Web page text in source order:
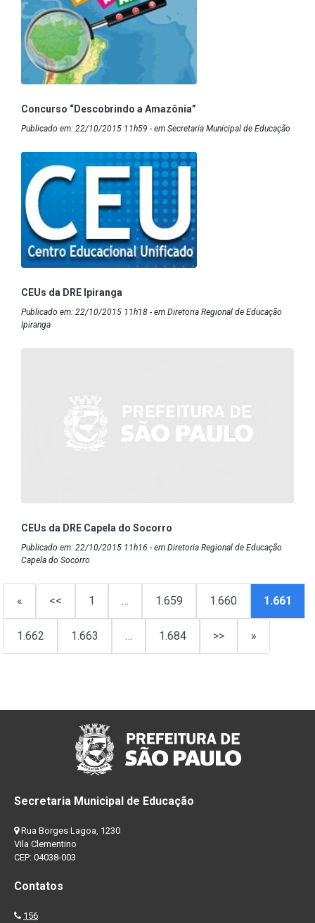
Concurso “Descobrindo a Amazônia”
Publicado em: 22/10/2015 11h59 - em Secretaria Municipal de Educação
CEUs da DRE Ipiranga
Publicado em: 22/10/2015 11h18 - em Diretoria Regional de Educação
Ipiranga
CEUs da DRE Capela do Socorro
Publicado em: 22/10/2015 11h16 - em Diretoria Regional de Educação
Capela do Socorro
« << 1 … 1.659 1.660 1.661
1.662 1.663 … 1.684 >> »
Secretaria Municipal de Educação
Rua Borges Lagoa, 1230
Vila Clementino
CEP: 04038-003
Contatos
156